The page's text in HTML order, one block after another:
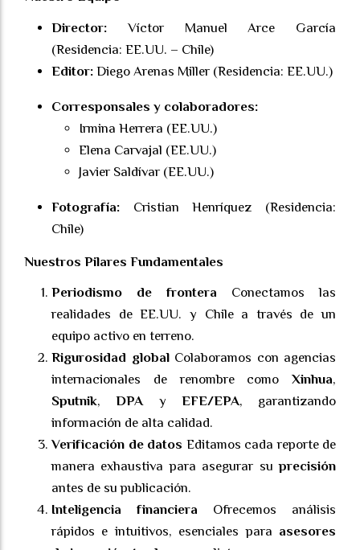
Director: Víctor Manuel Arce García
(Residencia: EE.UU. – Chile)
Editor: Diego Arenas Miller (Residencia: EE.UU.)
Corresponsales y colaboradores:
Irmina Herrera (EE.UU.)
Elena Carvajal (EE.UU.)
Javier Saldívar (EE.UU.)
Fotografía: Cristian Henríquez (Residencia:
Chile)
Nuestros Pilares Fundamentales
Periodismo de frontera Conectamos las
realidades de EE.UU. y Chile a través de un
equipo activo en terreno.
Rigurosidad global Colaboramos con agencias
internacionales de renombre como Xinhua,
Sputnik,DPAy EFE/EPA, garantizando
información de alta calidad.
Verificación de datos Editamos cada reporte de
manera exhaustiva para asegurar suprecisión
antes de su publicación.
Inteligencia financiera Ofrecemos análisis
rápidos e intuitivos, esenciales para asesores